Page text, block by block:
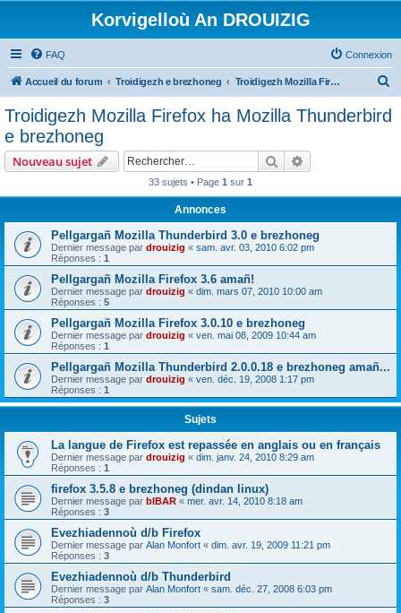
Korvigelloù An DROUIZIG
FAQ Connexion
Accueil du forum Troidigezh e brezhoneg Troidigezh Mozilla Firefox ha Mozilla Thunderbird e brezhoneg
Troidigezh Mozilla Firefox ha Mozilla Thunderbird
e brezhoneg
Nouveau sujet Rechercher
33 sujets • Page 1 sur 1
Annonces
Pellgargañ Mozilla Thunderbird 3.0 e brezhoneg
Dernier message par drouizig « sam. avr. 03, 2010 6:02 pm
Réponses : 1
Pellgargañ Mozilla Firefox 3.6 amañ!
Dernier message par drouizig « dim. mars 07, 2010 10:00 am
Réponses : 5
Pellgargañ Mozilla Firefox 3.0.10 e brezhoneg
Dernier message par drouizig « ven. mai 08, 2009 10:44 am
Réponses : 1
Pellgargañ Mozilla Thunderbird 2.0.0.18 e brezhoneg amañ...
Dernier message par drouizig « ven. déc. 19, 2008 1:17 pm
Réponses : 1
Sujets
La langue de Firefox est repassée en anglais ou en français
Dernier message par drouizig « dim. janv. 24, 2010 8:29 am
Réponses : 1
firefox 3.5.8 e brezhoneg (dindan linux)
Dernier message par bIBAR « mer. avr. 14, 2010 8:18 am
Réponses : 3
Evezhiadennoù d/b Firefox
Dernier message par Alan Monfort « dim. avr. 19, 2009 11:21 pm
Réponses : 3
Evezhiadennoù d/b Thunderbird
Dernier message par Alan Monfort « sam. déc. 27, 2008 6:03 pm
Réponses : 3